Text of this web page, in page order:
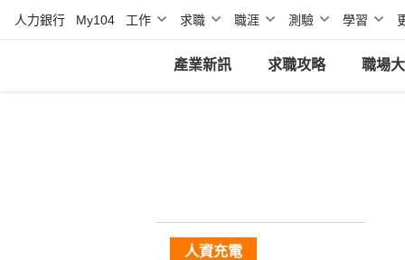
人力銀行 My104 工作 求職 職涯 測驗 學習
產業新訊 求職攻略 職場
人資充電